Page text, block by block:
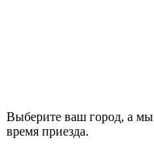
Выберите ваш город, а мы
время приезда.